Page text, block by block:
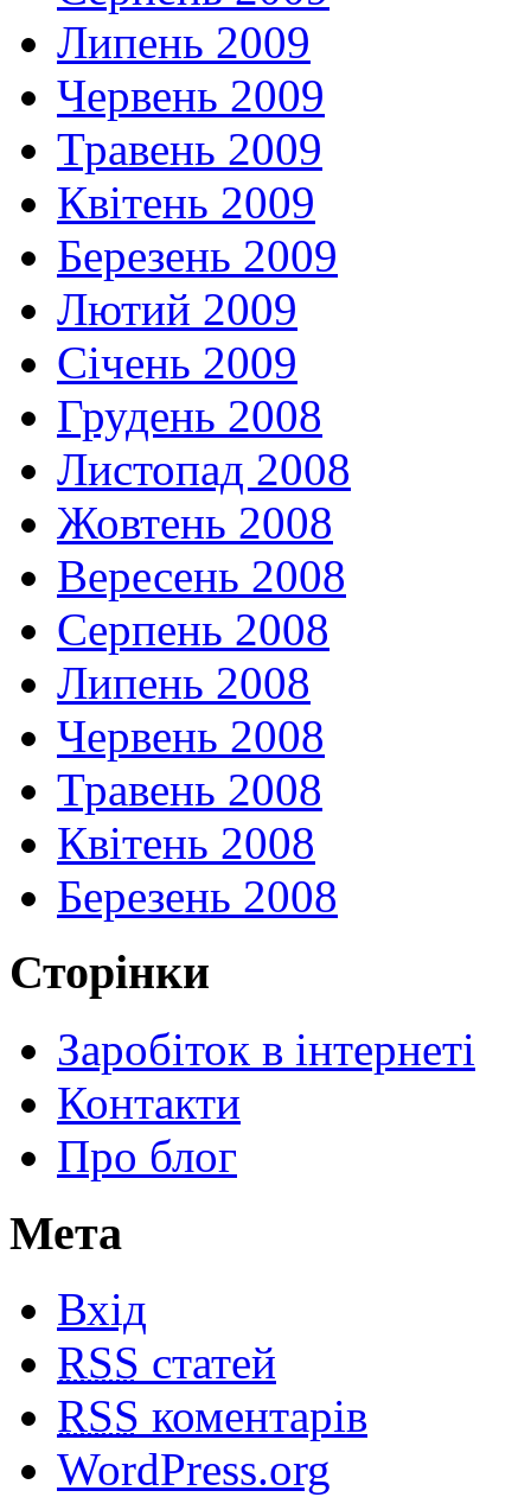
Липень 2009
Червень 2009
Травень 2009
Квітень 2009
Березень 2009
Лютий 2009
Січень 2009
Грудень 2008
Листопад 2008
Жовтень 2008
Вересень 2008
Серпень 2008
Липень 2008
Червень 2008
Травень 2008
Квітень 2008
Березень 2008
Сторінки
Заробіток в інтернеті
Контакти
Про блог
Мета
Вхід
RSS статей
RSS коментарів
WordPress.org